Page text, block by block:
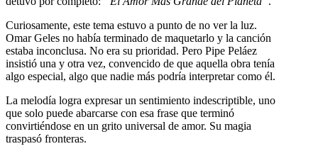
Curiosamente, este tema estuvo a punto de no ver la luz.
Omar Geles no había terminado de maquetarlo y la canción
estaba inconclusa. No era su prioridad. Pero Pipe Peláez
insistió una y otra vez, convencido de que aquella obra tenía
algo especial, algo que nadie más podría interpretar como él.
La melodía logra expresar un sentimiento indescriptible, uno
que solo puede abarcarse con esa frase que terminó
convirtiéndose en un grito universal de amor. Su magia
traspasó fronteras.